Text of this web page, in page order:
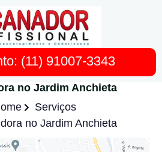
(11) 91007-3343
no Jardim Anchieta
Serviços
no Jardim Anchieta